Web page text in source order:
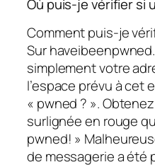
Où puis-je vérifier si
Comment puis-je
Sur
simplement votre
l’espace prévu à cet
« pwned ? ».
surlignée en rouge
pwned! »
de messagerie a été